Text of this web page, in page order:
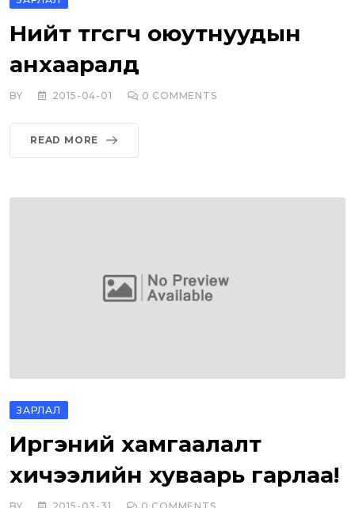
Нийт төгсөгч оюутнуудын
анхааралд
BY 2015-04-01 0 COMMENTS
READ MORE
ЗАРЛАЛ
Иргэний хамгаалалт
хичээлийн хуваарь гарлаа!